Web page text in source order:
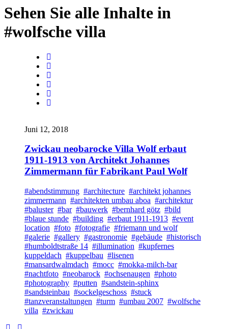
Sehen Sie alle Inhalte in
#wolfsche villa
Juni 12, 2018
Zwickau neobarocke Villa Wolf erbaut
1911-1913 von Architekt Johannes
Zimmermann für Fabrikant Paul Wolf
#abendstimmung #architecture #architekt johannes
zimmermann #architekten umbau aboa #architektur
#baluster #bar #bauwerk #bernhard götz #bild
#blaue stunde #building #erbaut 1911-1913 #event
location #foto #fotografie #friemann und wolf
#galerie #gallery #gastronomie #gebäude #historisch
#humboldtstraße 14 #illumination #kupfernes
kuppeldach #kuppelbau #lisenen
#mansardwalmdach #mocc #mokka-milch-bar
#nachtfoto #neobarock #ochsenaugen #photo
#photography #putten #sandstein-sphinx
#sandsteinbau #sockelgeschoss #stuck
#tanzveranstaltungen #turm #umbau 2007 #wolfsche
villa #zwickau